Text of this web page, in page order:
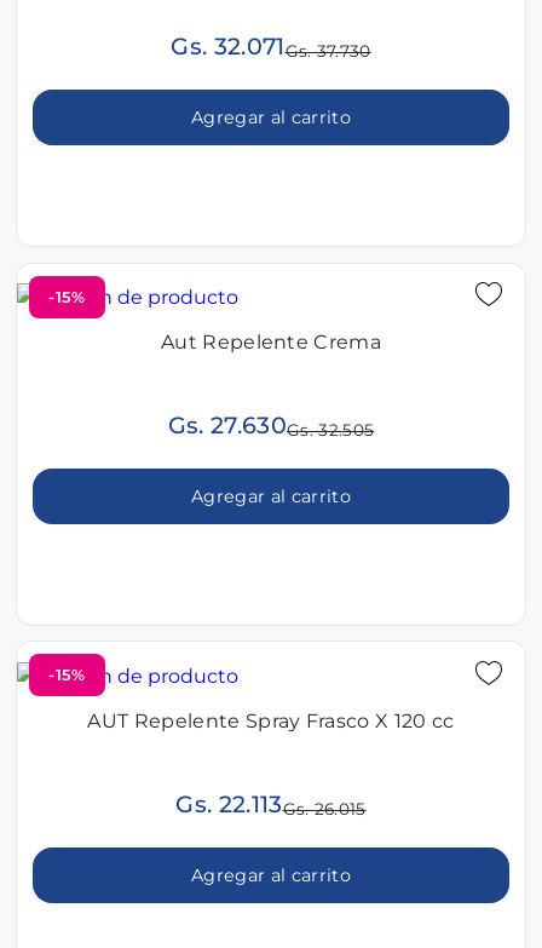
Gs. 32.071Gs. 37.730
Agregar al carrito
-15%
Aut Repelente Crema
Gs. 27.630Gs. 32.505
Agregar al carrito
-15%
AUT Repelente Spray Frasco X 120 cc
Gs. 22.113Gs. 26.015
Agregar al carrito